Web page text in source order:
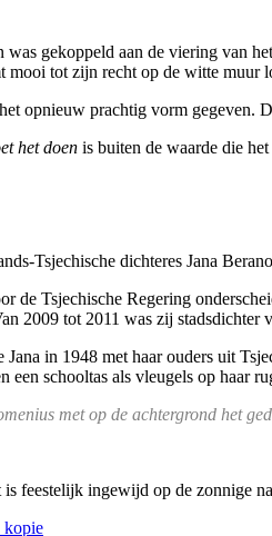
was gekoppeld aan de viering van
mooi tot zijn recht op de witte muur
opnieuw prachtig vorm gegeven.
het doen is buiten de waarde die
Tsjechische dichteres Jana
de Tsjechische Regering
2009 tot 2011 was zij
in 1948 met haar ouders uit
een schooltas als vleugels op haar
met op de achtergrond het
feestelijk ingewijd op de zonnige